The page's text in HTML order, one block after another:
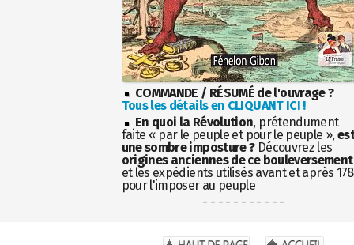
COMMANDE / RÉSUMÉ de l'ouvrage ?
Tous les détails en CLIQUANT ICI !
En quoi la Révolution, prétendument
faite « par le peuple et pour le peuple »,
une sombre imposture ?Découvrez les
origines anciennes de ce bouleversement
et les expédients utilisés avant et après
pour l'imposer au peuple
- - - - - - - - - - -